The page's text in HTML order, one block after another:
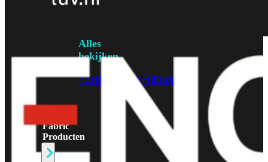
Prem
Alles
bekijken
FortiClient FortiEndpoint
Fabric
Producten